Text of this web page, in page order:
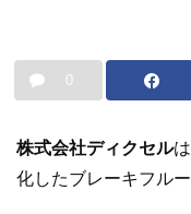
0
株式会社ディクセル
化したブレーキフル